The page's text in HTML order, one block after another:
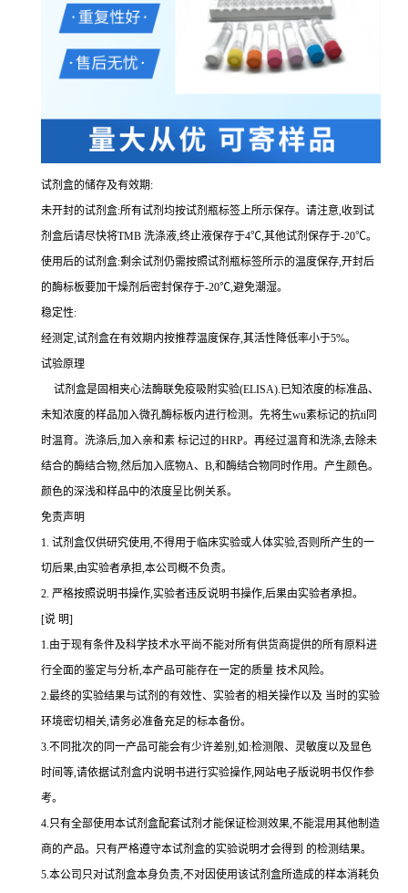
试剂盒的储存及有效期:
未开封的试剂盒:所有试剂均按试剂瓶标签上所示保存。请注意,收到试
剂盒后请尽快将TMB 洗涤液,终止液保存于4℃,其他试剂保存于-20℃。
使用后的试剂盒:剩余试剂仍需按照试剂瓶标签所示的温度保存,开封后
的酶标板要加干燥剂后密封保存于-20℃,避免潮湿。
稳定性:
经测定,试剂盒在有效期内按推荐温度保存,其活性降低率小于5%。
试验原理
试剂盒是固相夹心法酶联免疫吸附实验(ELISA).已知浓度的标准品、
未知浓度的样品加入微孔酶标板内进行检测。先将生wu素标记的抗ti 同
时温育。洗涤后,加入亲和素 标记过的HRP。再经过温育和洗涤,去除未
结合的酶结合物,然后加入底物A、B,和酶结合物同时作用。产生颜色。
颜色的深浅和样品中的浓度呈比例关系。
免责声明
1. 试剂盒仅供研究使用,不得用于临床实验或人体实验,否则所产生的一
切后果,由实验者承担,本公司概不负责。
2. 严格按照说明书操作,实验者违反说明书操作,后果由实验者承担。
[说 明]
1.由于现有条件及科学技术水平尚不能对所有供货商提供的所有原料进
行全面的鉴定与分析,本产品可能存在一定的质量 技术风险。
2.最终的实验结果与试剂的有效性、实验者的相关操作以及 当时的实验
环境密切相关,请务必准备充足的标本备份。
3.不同批次的同一产品可能会有少许差别,如:检测限、灵敏度以及显色
时间等,请依据试剂盒内说明书进行实验操作,网站电子版说明书仅作参
考。
4.只有全部使用本试剂盒配套试剂才能保证检测效果,不能混用其他制造
商的产品。只有严格遵守本试剂盒的实验说明才会得到 的检测结果。
5.本公司只对试剂盒本身负责,不对因使用该试剂盒所造成的样本消耗负